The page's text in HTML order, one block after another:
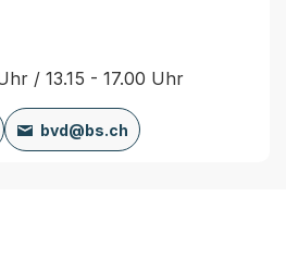
/ 13.15 - 17.00 Uhr
bvd@bs.ch